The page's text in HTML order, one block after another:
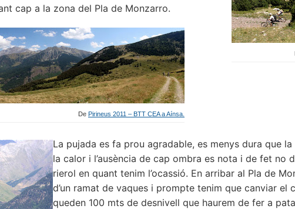
cap a la zona del Pla de Monzarro.
De Pirineus 2011 – BTT CEA a Aínsa.
La pujada es fa prou agradable, es menys dura que la
la calor i l’ausència de cap ombra es nota i de fet no
rierol en quant tenim l’ocassió. En arribar al Pla de
d’un ramat de vaques i prompte tenim que canviar el
queden 100 mts de desnivell que haurem de fer a